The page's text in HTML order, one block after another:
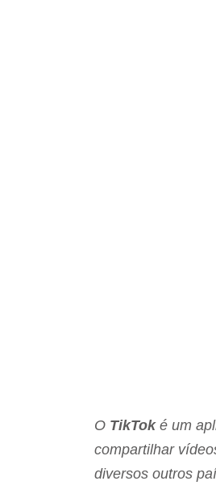
O TikToké um
compartilhar
diversos outros